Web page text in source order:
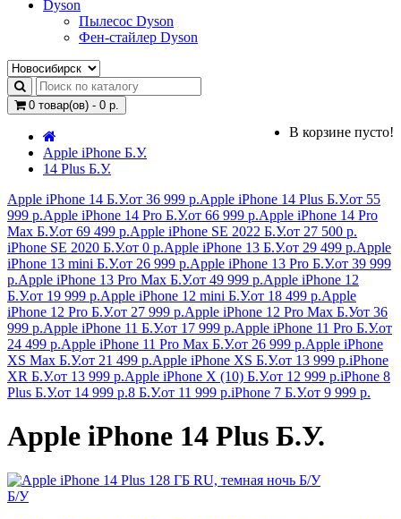
Dyson
Пылесос Dyson
Фен-стайлер Dyson
0 товар(ов) - 0 р.
В корзине пусто!
Apple iPhone Б.У.
14 Plus Б.У.
Apple iPhone 14 Б.У.от 36 999 р.Apple iPhone 14 Plus Б.У.от 55
999 р.Apple iPhone 14 Pro Б.У.от 66 999 р.Apple iPhone 14 Pro
Max Б.У.от 69 499 р.Apple iPhone SE 2022 Б.У.от 27 500 р.
iPhone SE 2020 Б.У.от 0 р.Apple iPhone 13 Б.У.от 29 499 р.Apple
iPhone 13 mini Б.У.от 26 999 р.Apple iPhone 13 Pro Б.У.от 39 999
р.Apple iPhone 13 Pro Max Б.У.от 49 999 р.Apple iPhone 12
Б.У.от 19 999 р.Apple iPhone 12 mini Б.У.от 18 499 р.Apple
iPhone 12 Pro Б.У.от 27 999 р.Apple iPhone 12 Pro Max Б.Уот 36
999 р.Apple iPhone 11 Б.У.от 17 999 р.Apple iPhone 11 Pro Б.У.от
24 499 р.Apple iPhone 11 Pro Max Б.У.от 26 999 р.Apple iPhone
XS Max Б.У.от 21 499 р.Apple iPhone XS Б.У.от 13 999 р.iPhone
XR Б.У.от 13 999 р.Apple iPhone X (10) Б.У.от 12 999 р.iPhone 8
Plus Б.У.от 14 999 р.8 Б.У.от 11 999 р.iPhone 7 Б.У.от 9 999 р.
Apple iPhone 14 Plus Б.У.
Б/У